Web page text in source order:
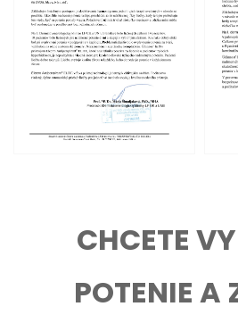
CHCETE
POTENIE A